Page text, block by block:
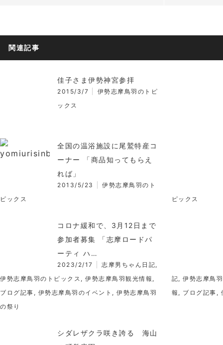
関連記事
佳子さま伊勢神宮参拝
2015/3/7
伊勢志摩鳥羽のトピ
ックス
全国の温浴施設に尾鷲特産コ
ーナー 「商品知ってもらえ
れば」
2013/5/23
伊勢志摩鳥羽のト
ピックス
ピックス
コロナ緩和で、3月12日まで
参加者募集 「志摩ロードパ
ーティ ハ…
2023/2/17 志摩男ちゃん日記,
伊勢志摩鳥羽のトピックス , 伊勢志摩鳥羽観光情報 ,
ブログ記事 , 伊勢志摩鳥羽のイベント , 伊勢志摩鳥羽
の祭り
記, 伊勢志摩鳥
報 , ブログ記事 ,
シダレザクラ咲き誇る 海山